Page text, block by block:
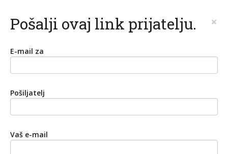
Pošalji ovaj link prijatelju. ×
E-mail za
Pošiljatelj
Vaš e-mail